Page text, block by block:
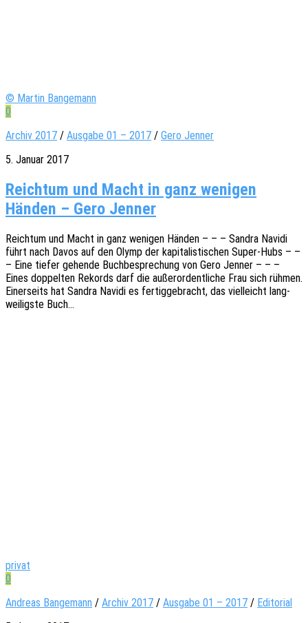
© Martin Bangemann
0
Archiv 2017 / Ausgabe 01 – 2017 / Gero Jenner
5. Januar 2017
Reichtum und Macht in ganz wenigen
Händen – Gero Jenner
Reich­tum und Macht in ganz weni­gen Händen – – – Sandra Navidi
führt nach Davos auf den Olymp der kapi­ta­lis­ti­schen Super-Hubs – –
– Eine tiefer gehen­de Buch­be­spre­chung von Gero Jenner – – –
Eines doppel­ten Rekords darf die außer­or­dent­li­che Frau sich rühmen.
Einer­seits hat Sandra Navidi es fertig­ge­bracht, das viel­leicht lang­
wei­ligs­te Buch…
privat
0
Andreas Bangemann / Archiv 2017 / Ausgabe 01 – 2017 / Editorial